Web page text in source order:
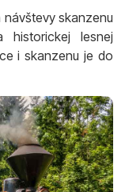
skanzenu
lesnej
i skanzenu je do